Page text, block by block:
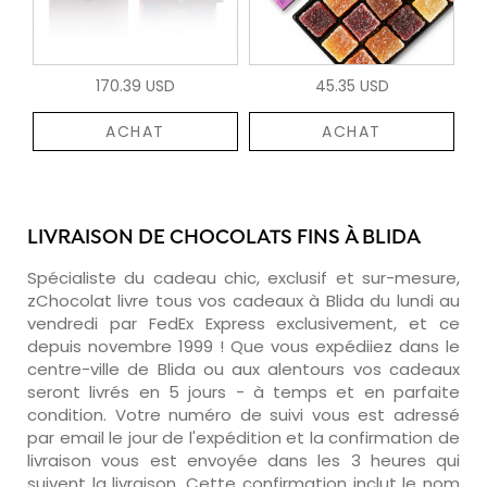
170.39 USD
ACHAT
45.35 USD
ACHAT
LIVRAISON DE CHOCOLATS FINS À BLIDA
Spécialiste du cadeau chic, exclusif et sur-mesure,
zChocolat livre tous vos cadeaux à Blida du lundi au
vendredi par FedEx Express exclusivement, et ce
depuis novembre 1999 ! Que vous expédiiez dans le
centre-ville de Blida ou aux alentours vos cadeaux
seront livrés en 5 jours - à temps et en parfaite
condition. Votre numéro de suivi vous est adressé
par email le jour de l'expédition et la confirmation de
livraison vous est envoyée dans les 3 heures qui